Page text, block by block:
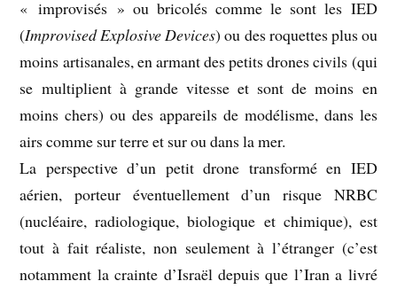
« improvisés » ou bricolés comme le sont les IED
(Improvised Explosive Devices) ou des roquettes plus ou
moins artisanales, en armant des petits drones civils (qui
se multiplient à grande vitesse et sont de moins en
moins chers) ou des appareils de modélisme, dans les
airs comme sur terre et sur ou dans la mer.
La perspective d’un petit drone transformé en IED
aérien, porteur éventuellement d’un risque NRBC
(nucléaire, radiologique, biologique et chimique), est
tout à fait réaliste, non seulement à l’étranger (c’est
notamment la crainte d’Israël depuis que l’Iran a livré